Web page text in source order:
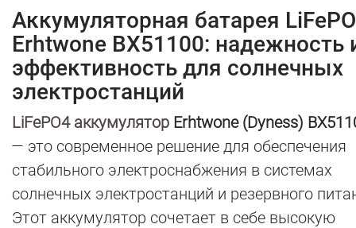
Аккумуляторная батарея
Erhtwone BX51100: надежность
эффективность для солнечных
электростанций
LiFePO4 аккумулятор Erhtwone (Dyness)
— это современное решение для обеспечения
стабильного электроснабжения в системах
солнечных электростанций и резервного
Этот аккумулятор сочетает в себе высокую